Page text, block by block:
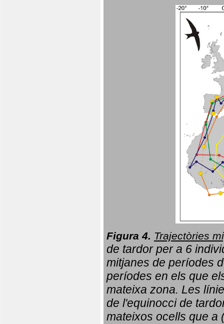
Figura 4. Trajectòries
de tardor per a 6
mitjanes de períodes
períodes en els que
mateixa zona. Les
de l'equinocci de
mateixos ocells que a